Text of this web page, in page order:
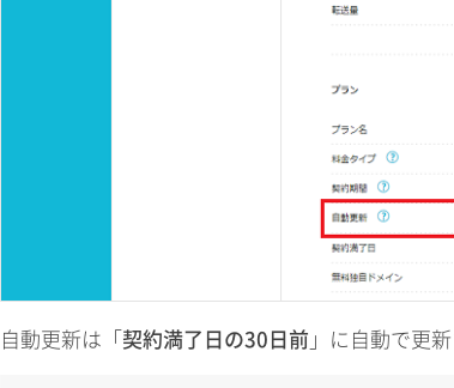
自動更新は「契約満了日の30日前 」に自動で更